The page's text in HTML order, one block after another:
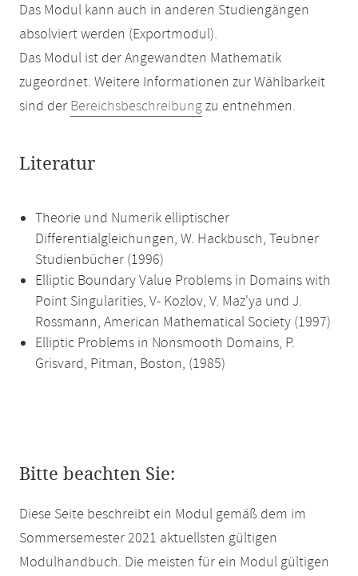
Das Modul kann auch in anderen Studiengängen
absolviert werden (Exportmodul).
Das Modul ist der Angewandten Mathematik
zugeordnet. Weitere Informationen zur Wählbarkeit
sind der Bereichsbeschreibungzu entnehmen.
Literatur
Theorie und Numerik elliptischer
Differentialgleichungen, W. Hackbusch, Teubner
Studienbücher (1996)
Elliptic Boundary Value Problems in Domains with
Point Singularities, V- Kozlov, V. Maz'ya und J.
Rossmann, American Mathematical Society (1997)
Elliptic Problems in Nonsmooth Domains, P.
Grisvard, Pitman, Boston, (1985)
Bitte beachten Sie:
Diese Seite beschreibt ein Modul gemäß dem im
Sommersemester 2021 aktuellsten gültigen
Modulhandbuch. Die meisten für ein Modul gültigen